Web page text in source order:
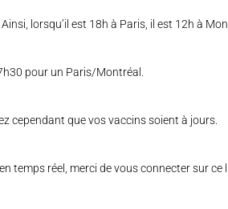
lorsqu’il est 18h à Paris, il est 12h à
pour un Paris/Montréal.
cependant que vos vaccins soient à jours.
temps réel, merci de vous connecter sur ce